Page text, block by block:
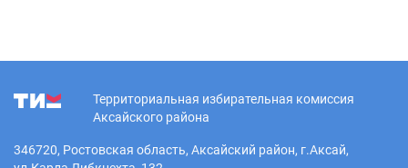
Территориальная избирательная комиссия
Аксайского района
346720, Ростовская область, Аксайский район, г.Аксай,